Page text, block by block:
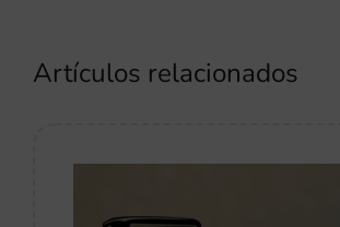
Artículos relacionados